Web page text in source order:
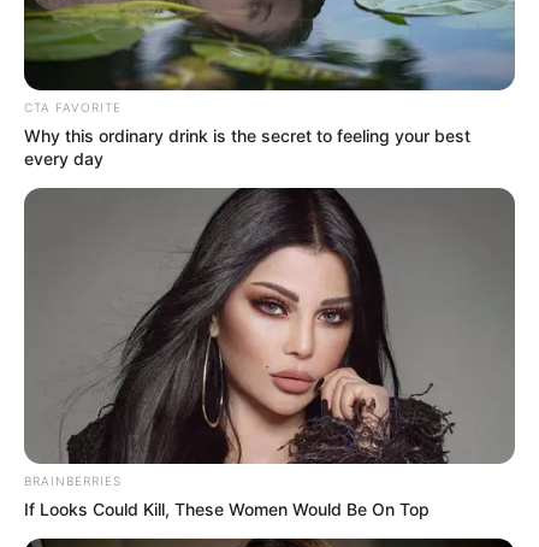
Desmantelan red que
ganaba $300 millones con
droga y gota a gota en
Cundinamarca: Rey felicitó
REGIOTRAM DE OCCIDENTE
¡Póngale fecha!
Gobernador Jorge Rey
confirma cuándo llegan
los primeros trenes del
RegioTram
CLIMA EN CUNDINAMARCA
Jorge Rey activa plan
pozos profundos en
Facatativá, Cajicá y Sopó
CTA FAVORITE
Why this ordinary drink is the secret to feeling your best
every day
BRAINBERRIES
If Looks Could Kill, These Women Would Be On Top